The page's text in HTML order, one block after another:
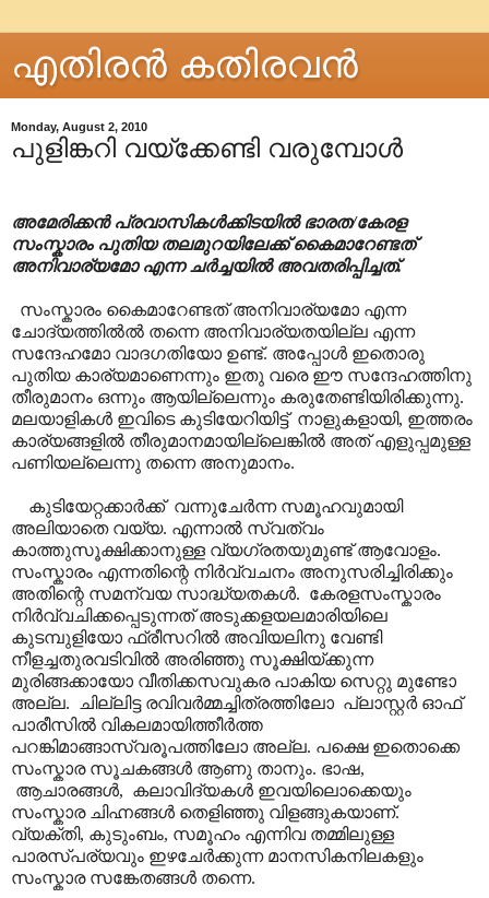
എതിരന്‍ കതിരവന്‍
Monday, August 2, 2010
പുളിങ്കറി വയ്ക്കേണ്ടി വരുമ്പോൾ
അമേരിക്കൻ പ്രവാസികൾക്കിടയിൽ ഭാരത/കേരള
സംസ്കാരം പുതിയ തലമുറയിലേക്ക് കൈമാറേണ്ടത്
അനിവാര്യമോ എന്ന ചർച്ചയിൽ അവതരിപ്പിച്ചത്.
സംസ്കാരം കൈമാറേണ്ടത് അനിവാര്യമോ എന്ന
ചോദ്യത്തിൽൽ തന്നെ അനിവാര്യതയില്ല എന്ന
സന്ദേഹമോ വാദഗതിയോ ഉണ്ട്. അപ്പോൾ ഇതൊരു
പുതിയ കാര്യമാണെന്നും ഇതു വരെ ഈ സന്ദേഹത്തിനു
തീരുമാനം ഒന്നും ആയില്ലെന്നും കരുതേണ്ടിയിരിക്കുന്നു.
മലയാളികൾ ഇവിടെ കുടിയേറിയിട്ട് നാളുകളായി, ഇത്തരം
കാര്യങ്ങളിൽ തീരുമാനമായില്ലെങ്കിൽ അത് എളുപ്പമുള്ള
പണിയല്ലെന്നു തന്നെ അനുമാനം.
കുടിയേറ്റക്കാർക്ക് വന്നുചേർന്ന സമൂഹവുമായി
അലിയാതെ വയ്യ. എന്നാൽ സ്വത്വം
കാത്തുസൂക്ഷിക്കാനുള്ള വ്യഗ്രതയുമുണ്ട് ആവോളം.
സംസ്കാരം എന്നതിന്റെ നിർവ്വചനം അനുസരിച്ചിരിക്കും
അതിന്റെ സമന്വയ സാദ്ധ്യതകൾ. കേരളസംസ്കാരം
നിർവ്വചിക്കപ്പെടുന്നത് അടുക്കളയലമാരിയിലെ
കുടമ്പുളിയോ ഫ്രീസറിൽ അവിയലിനു വേണ്ടി
നീളച്ചതുരവടിവിൽ അരിഞ്ഞു സൂക്ഷിയ്ക്കുന്ന
മുരിങ്ങക്കായോ വീതിക്കസവുകര പാകിയ സെറ്റു മുണ്ടോ
അല്ല. ചില്ലിട്ട രവിവർമ്മച്ചിത്രത്തിലോ പ്ലാ‍സ്റ്റർ ഓഫ്
പാരീസിൽ വികലമായിത്തീർത്ത
പറങ്കിമാങ്ങാസ്വരൂപത്തിലോ അല്ല. പക്ഷെ ഇതൊക്കെ
സംസ്കാര സൂചകങ്ങൾ ആണു താനും. ഭാഷ,
ആചാരങ്ങൾ, കലാവിദ്യകൾ ഇവയിലൊക്കെയും
സംസ്കാര ചിഹ്നങ്ങൾ തെളിഞ്ഞു വിളങ്ങുകയാണ്.
വ്യക്തി, കുടുംബം, സമൂഹം എന്നിവ തമ്മിലുള്ള
പാരസ്പര്യവും ഇഴചേർക്കുന്ന മാനസികനിലകളും
സംസ്കാര സങ്കേതങ്ങൾ തന്നെ.